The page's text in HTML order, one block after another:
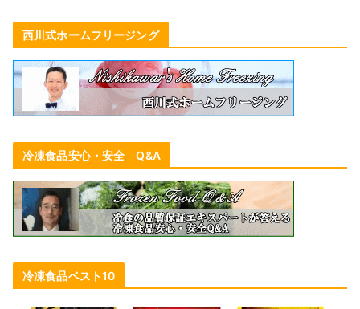
西川式ホームフリージング
冷凍食品安心・安全 Q&A
冷凍食品ベスト10